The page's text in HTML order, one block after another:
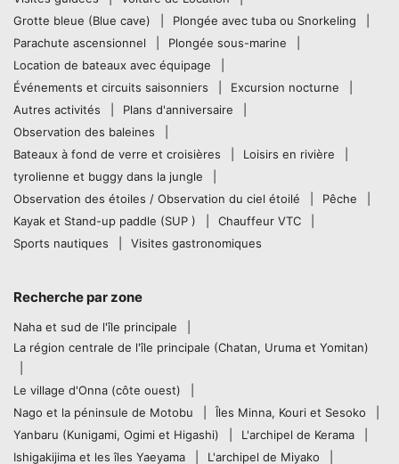
Grotte bleue (Blue cave)
Plongée avec tuba ou Snorkeling
Parachute ascensionnel
Plongée sous-marine
Location de bateaux avec équipage
Événements et circuits saisonniers
Excursion nocturne
Autres activités
Plans d'anniversaire
Observation des baleines
Bateaux à fond de verre et croisières
Loisirs en rivière
tyrolienne et buggy dans la jungle
Observation des étoiles / Observation du ciel étoilé
Pêche
Kayak et Stand-up paddle (SUP )
Chauffeur VTC
Sports nautiques
Visites gastronomiques
Recherche par zone
Naha et sud de l'île principale
La région centrale de l'île principale (Chatan, Uruma et Yomitan)
Le village d'Onna (côte ouest)
Nago et la péninsule de Motobu
Îles Minna, Kouri et Sesoko
Yanbaru (Kunigami, Ogimi et Higashi)
L'archipel de Kerama
Ishigakijima et les îles Yaeyama
L'archipel de Miyako